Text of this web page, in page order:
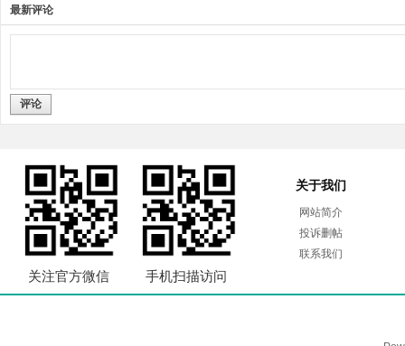
最新评论
评论
关注官方微信 手机扫描访问
关于我们
网站简介
投诉删帖
联系我们